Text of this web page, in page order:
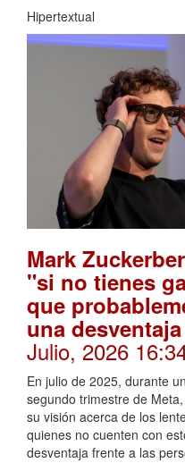
Hipertextual
Mark
"si no tienes
que
una
Julio, 2026
En julio de 2025, durante
segundo trimestre de
su visión acerca de los
quienes no cuenten con
desventaja frente a las